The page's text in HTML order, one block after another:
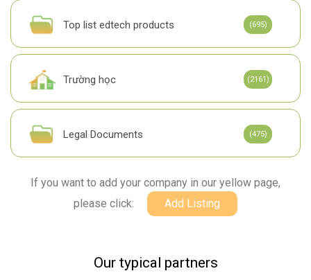
Top list edtech products (695)
Trường học (2161)
Legal Documents (475)
If you want to add your company in our yellow page,
please click:
Add Listing
Our typical partners